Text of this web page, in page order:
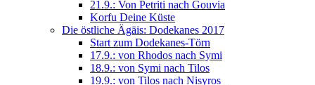
21.9.: Von Petriti nach Gouvia
Korfu Deine Küste
Die östliche Ägäis: Dodekanes 2017
Start zum Dodekanes-Törn
17.9.: von Rhodos nach Symi
18.9.: von Symi nach Tilos
19.9.: von Tilos nach Nisyros